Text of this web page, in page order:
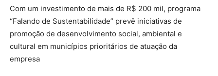
Com um investimento de mais de R$ 200 mil, programa
“Falando de Sustentabilidade” prevê iniciativas de
promoção de desenvolvimento social, ambiental e
cultural em municípios prioritários de atuação da
empresa